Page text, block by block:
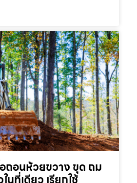
ถอนห้วยขวาง ขุด ถม